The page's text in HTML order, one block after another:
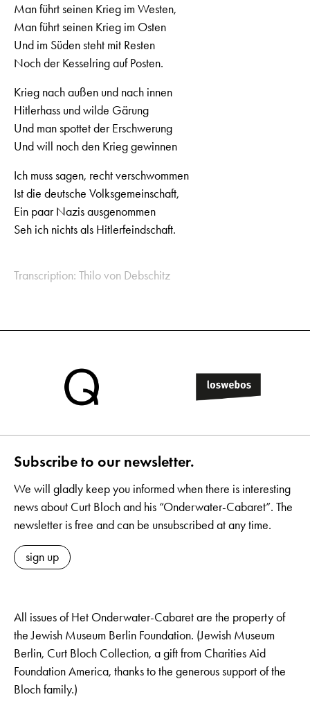
Man führt seinen Krieg im Westen,
Man führt seinen Krieg im Osten
Und im Süden steht mit Resten
Noch der Kesselring auf Posten.
Krieg nach außen und nach innen
Hitlerhass und wilde Gärung
Und man spottet der Erschwerung
Und will noch den Krieg gewinnen
Ich muss sagen, recht verschwommen
Ist die deutsche Volksgemeinschaft,
Ein paar Nazis ausgenommen
Seh ich nichts als Hitlerfeindschaft.
Transcription: Thilo von Debschitz
Subscribe to our newsletter.
We will gladly keep you informed when there is interesting
news about Curt Bloch and his “Onderwater-Cabaret”. The
newsletter is free and can be unsubscribed at any time.
sign up
All issues of Het Onderwater-Cabaret are the property of
the Jewish Museum Berlin Foundation. (Jewish Museum
Berlin, Curt Bloch Collection, a gift from Charities Aid
Foundation America, thanks to the generous support of the
Bloch family.)